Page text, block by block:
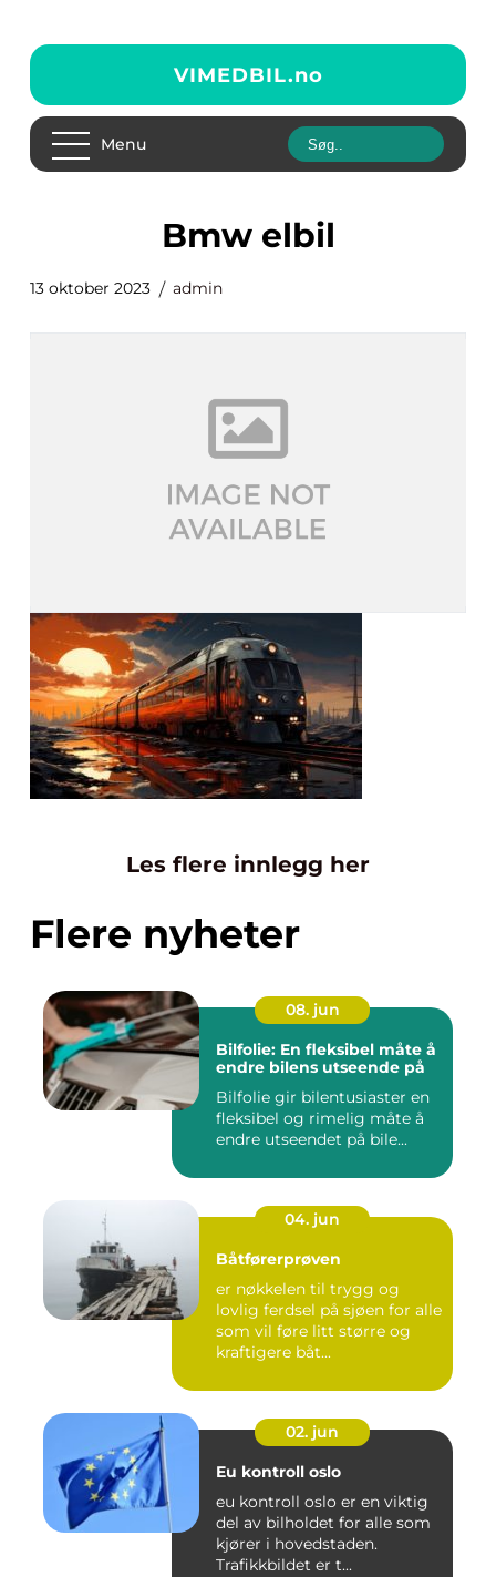
VIMEDBIL.no
Menu
bmw elbil
13 oktober 2023 admin
Les flere innlegg her
Flere nyheter
08. jun
Bilfolie: En fleksibel måte å
endre bilens utseende på
Bilfolie gir bilentusiaster en
fleksibel og rimelig måte å
endre utseendet på bile...
04. jun
Båtførerprøven
er nøkkelen til trygg og
lovlig ferdsel på sjøen for alle
som vil føre litt større og
kraftigere båt...
02. jun
Eu kontroll oslo
eu kontroll oslo er en viktig
del av bilholdet for alle som
kjører i hovedstaden.
Trafikkbildet er t...